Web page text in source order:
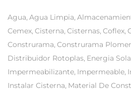
Agua Agua Limpia
Cemex Cisterna Cisternas Coflex
Construrama Construrama
Distribuidor Rotoplas Energia
Impermeabilizante Impermeable
Instalar Cisterna Material De